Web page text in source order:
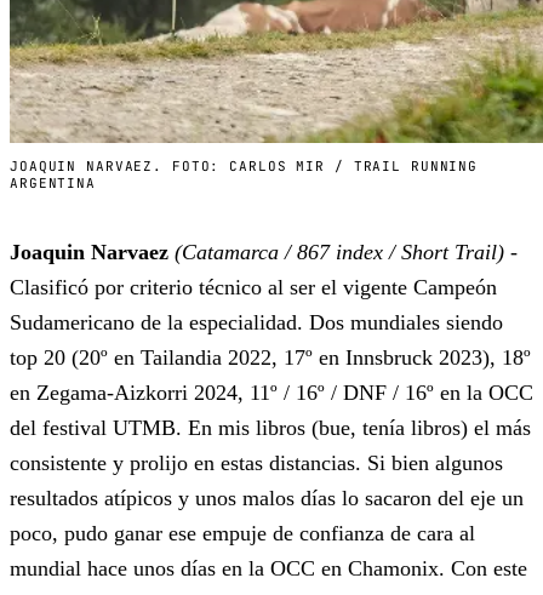
JOAQUIN NARVAEZ. FOTO: CARLOS MIR / TRAIL RUNNING
ARGENTINA
Joaquin Narvaez (Catamarca / 867 index / Short Trail) -
Clasificó por criterio técnico al ser el vigente Campeón
Sudamericano de la especialidad. Dos mundiales siendo
top 20 (20º en Tailandia 2022, 17º en Innsbruck 2023), 18º
en Zegama-Aizkorri 2024, 11º / 16º / DNF / 16º en la OCC
del festival UTMB. En mis libros (bue, tenía libros) el más
consistente y prolijo en estas distancias. Si bien algunos
resultados atípicos y unos malos días lo sacaron del eje un
poco, pudo ganar ese empuje de confianza de cara al
mundial hace unos días en la OCC en Chamonix. Con este